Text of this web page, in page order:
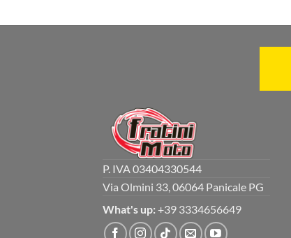
P. IVA 03404330544
Via Olmini 33, 06064 Panicale PG
What's up: +39 3334656649